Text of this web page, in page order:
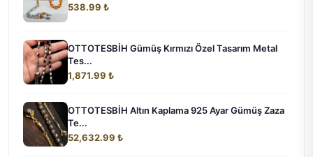
538.99 ₺
OTTOTESBİH Gümüş Kırmızı Özel Tasarım Metal
Tes...
1,871.99 ₺
OTTOTESBİH Altın Kaplama 925 Ayar Gümüş Zaza
Te...
52,632.99 ₺